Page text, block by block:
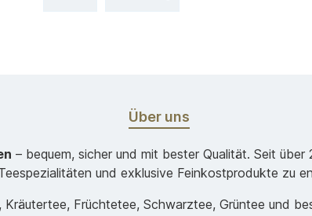
Über uns
– bequem, sicher und mit bester Qualität. Seit
und exklusive Feinkostprodukte zu
Früchtetee, Schwarztee, Grüntee und